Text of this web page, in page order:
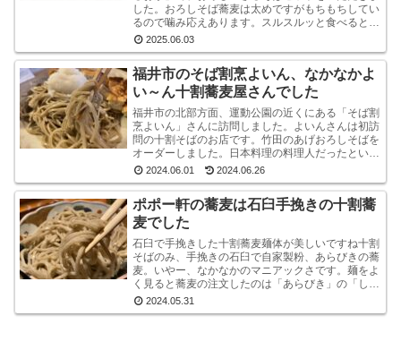
した。おろしそば蕎麦は太めですがもちもちしてい
るので噛み応えあります。スルスルッと食べるとい
うより感で味わう系です。うまいです。※なお、お
ろしそばに...
2025.06.03
福井市のそば割烹よいん、なかなかよ
い～ん十割蕎麦屋さんでした
福井市の北部方面、運動公園の近くにある「そば割
烹よいん」さんに訪問しました。よいんさんは初訪
問の十割そばのお店です。竹田のあげおろしそばを
オーダーしました。日本料理の料理人だったという
店主が蕎麦屋として運営されています。メニューは
蕎麦屋らし...
2024.06.01 2024.06.26
ポポー軒の蕎麦は石臼手挽きの十割蕎
麦でした
石臼で手挽きした十割蕎麦麺体が美しいですね十割
そばのみ、手挽きの石臼で自家製粉、あらびきの蕎
麦。いやー、なかなかのマニアックさです。麺をよ
く見ると蕎麦の注文したのは「あらびき」の「しょ
うゆおろし」と「塩おろし」の二種です。温かい蕎
麦も選べる...
2024.05.31